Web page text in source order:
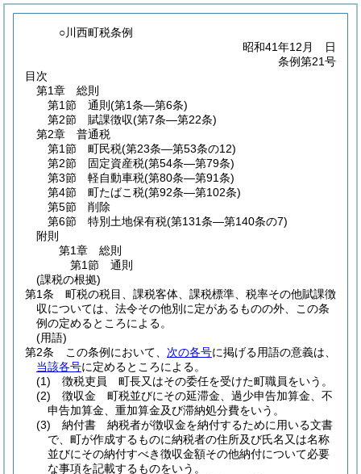
○川西町税条例
昭和41年12月 日
条例第21号
目次
第1章
総則
第1節
通則 (第1条―第6条)
第2節
賦課徴収(第7条―第22条)
第2章
普通税
第1節
町民税(第23条―第53条の12)
第2節
固定資産税(第54条―第79条)
第3節
軽自動車税(第80条―第91条)
第4節
町たばこ税(第92条―第102条)
第5節
削除
第6節
特別土地保有税(第131条―第140条の7)
附則
第1章
総則
第1節
通則
(課税の根拠)
第1条
町税の税目、課税客体、課税標準、税率その他賦課徴
収については、法令その他別に定があるものの外、この条
例の定めるところによる。
(用語)
第2条
この条例において、 次の各号に掲げる用語の意義は、
当該各号に定めるところによる。
(1)
徴税吏員 町長又はその委任を受けた町職員をいう。
(2)
徴収金 町税並びにその延滞金、過少申告加算金、不
申告加算金、重加算金及び滞納処分費をいう。
(3)
納付書 納税者が徴収金を納付するために用いる文書
で、町が作成するものに納税者の住所及び氏名又は名称
並びにその納付すべき徴収金額その他納付について必要
な事項を記載するものをいう。